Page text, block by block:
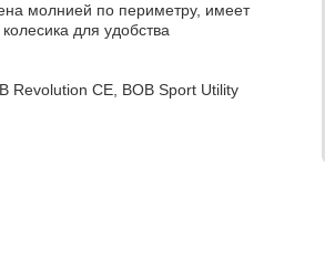
молнией по периметру, имеет
для удобства
Revolution CE, BOB Sport Utility